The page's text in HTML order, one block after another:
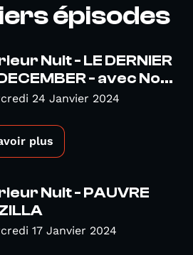
épisodes
Nuit - LE DERNIER
- avec No...
24 Janvier 2024
plus
Nuit - PAUVRE
17 Janvier 2024